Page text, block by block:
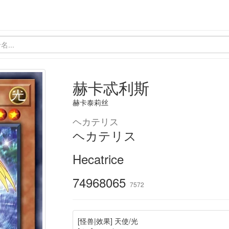
赫卡忒利斯
赫卡泰莉丝
ヘカテリス
ヘカテリス
Hecatrice
74968065 7572
[怪兽|效果] 天使/光